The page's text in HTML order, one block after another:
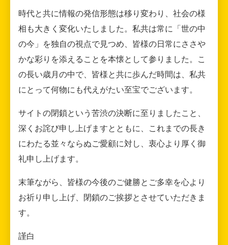
時代と共に情報の発信形態は移り変わり、社会の様
相も大きく変化いたしました。私共は常に「世の中
の今」を独自の視点で見つめ、皆様の日常にささや
かな彩りを添えることを本懐として参りました。こ
の長い歳月の中で、皆様と共に歩んだ時間は、私共
にとって何物にも代えがたい至宝でございます。
サイトの閉鎖という苦渋の決断に至りましたこと、
深くお詫び申し上げますとともに、これまでの長き
にわたる並々ならぬご愛顧に対し、衷心より厚く御
礼申し上げます。
末筆ながら、皆様の今後のご健勝とご多幸を心より
お祈り申し上げ、閉鎖のご挨拶とさせていただきま
す。
謹白